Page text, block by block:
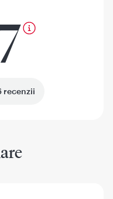
recenzii